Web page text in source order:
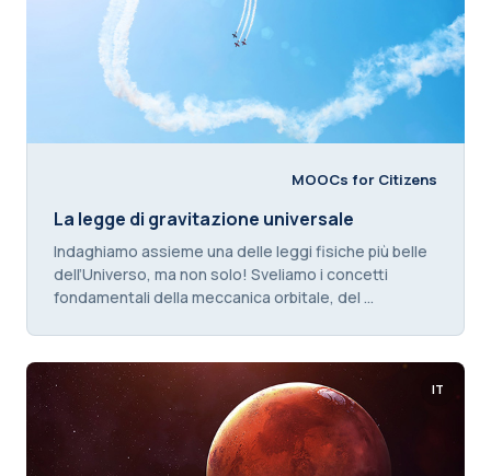
MOOCs for Citizens
Titolo del corso
La legge di gravitazione universale
Testo introduttivo corso:
Indaghiamo assieme una delle leggi fisiche più belle
dell’Universo, ma non solo! Sveliamo i concetti
fondamentali della meccanica orbitale, del ...
IT